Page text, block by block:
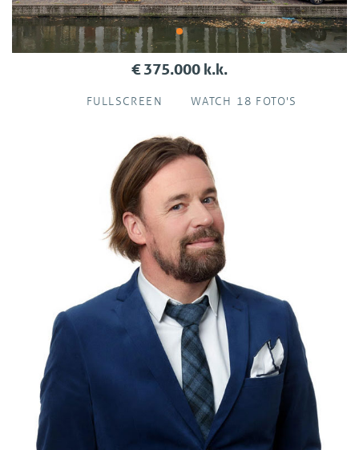
€ 375.000 k.k.
FULLSCREEN WATCH 18 FOTO'S